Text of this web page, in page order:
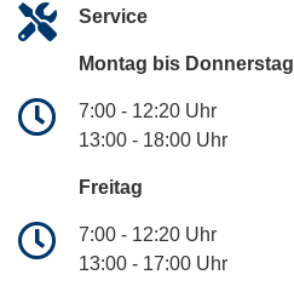
Service
Montag bis Donnerstag
7:00 - 12:20 Uhr
13:00 - 18:00 Uhr
Freitag
7:00 - 12:20 Uhr
13:00 - 17:00 Uhr